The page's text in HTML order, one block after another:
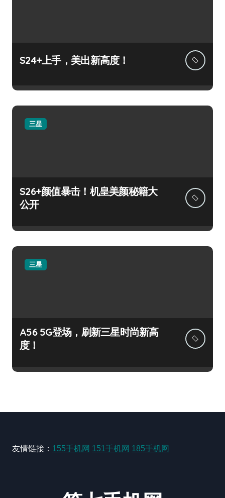
S24+上手，美出新高度！
三星
S26+颜值暴击！机皇美颜秘籍大
公开
三星
A56 5G登场，刷新三星时尚新高
度！
友情链接： 155手机网 151手机网 185手机网